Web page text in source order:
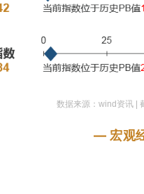
数据来源：wind资讯 |
— 宏观